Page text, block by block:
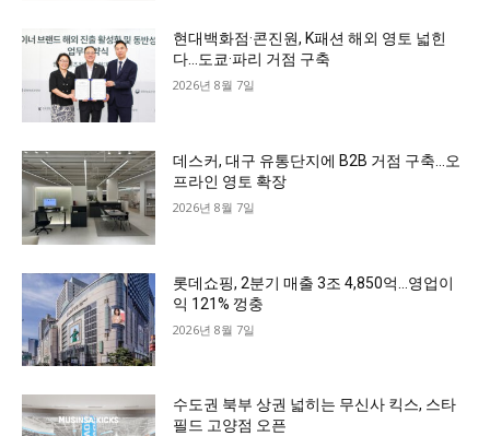
현대백화점·콘진원, K패션 해외 영토 넓힌
다…도쿄·파리 거점 구축
2026년 8월 7일
데스커, 대구 유통단지에 B2B 거점 구축…오
프라인 영토 확장
2026년 8월 7일
롯데쇼핑, 2분기 매출 3조 4,850억…영업이
익 121% 껑충
2026년 8월 7일
수도권 북부 상권 넓히는 무신사 킥스, 스타
필드 고양점 오픈